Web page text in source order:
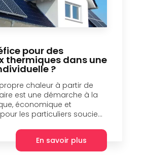
pour des
thermiques dans une
?
chaleur à partir de
est une démarche à la
économique et
les particuliers soucie...
En savoir plus